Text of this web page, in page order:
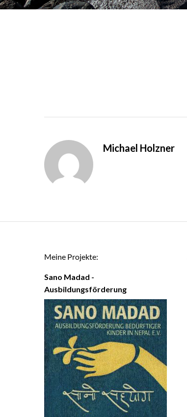
Michael Holzner
Meine Projekte:
Sano Madad -
Ausbildungsförderung